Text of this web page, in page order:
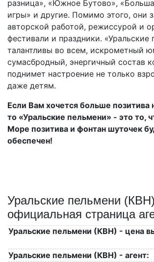
разница», «Южное Бутово»,
игры» и другие. Помимо этого, они
авторской работой, режиссурой и
фестивали и праздники. «Уральские
талантливы во всем, искрометный
сумасбродный, энергичный состав
поднимет настроение не только
даже детям.
Если Вам хочется больше позитива
то «Уральские пельмени» - это то,
Море позитива и фонтан шуточек
обеспечен!
Уральские пельмени (КВН)
официальная страница
Уральские пельмени (КВН) - цена
Уральские пельмени (КВН) - агент: